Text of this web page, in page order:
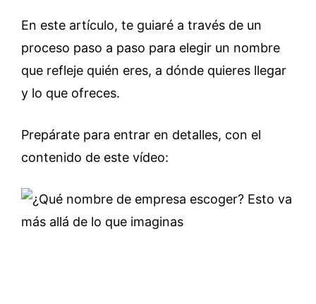
En este artículo, te guiaré a través de un
proceso paso a paso para elegir un nombre
que refleje quién eres, a dónde quieres llegar
y lo que ofreces.
Prepárate para entrar en detalles, con el
contenido de este vídeo: